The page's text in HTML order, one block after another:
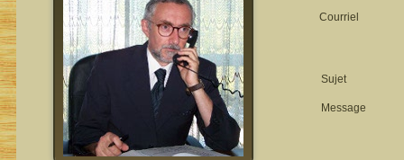
Courriel
Sujet
Message